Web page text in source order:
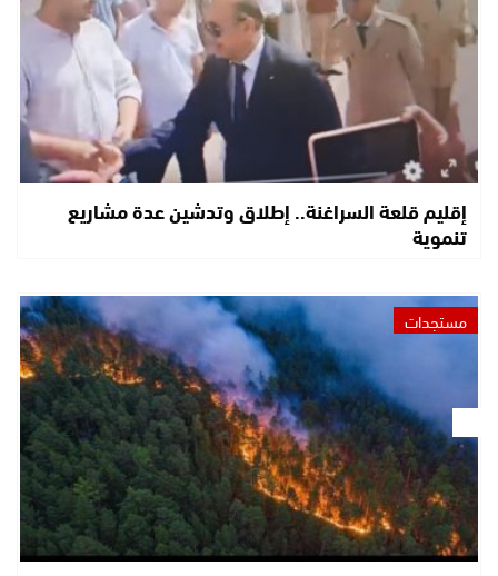
إقليم قلعة السراغنة.. إطلاق وتدشين عدة مشاريع
تنموية
مستجدات